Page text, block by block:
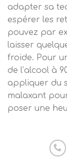
adapter sa
espérer les
pouvez par
laisser
froide. Pour
de l’alcool à
appliquer du
malaxant
poser une